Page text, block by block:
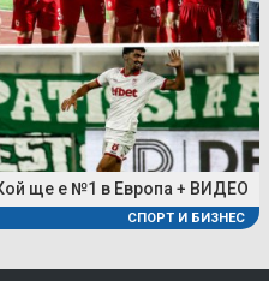
ще е №1 в Европа + ВИДЕО
СПОРТ И БИЗНЕС